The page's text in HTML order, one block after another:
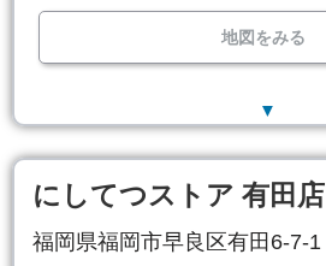
地図をみる
▼
にしてつストア 有田店
福岡県福岡市早良区有田6-7-1